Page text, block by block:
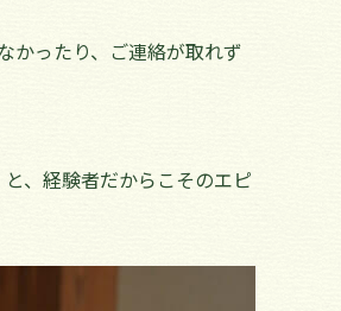
かったり、ご連絡が取れず
、経験者だからこそのエピ